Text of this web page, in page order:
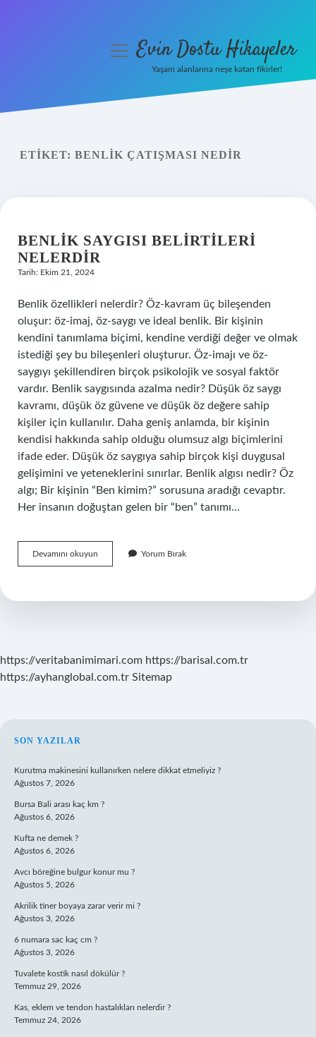
Yasal Uyarı
menüyüEvin Dostu Hikayeler
Yaşam alanlarına neşe katan fikirler!
ETIKET: BENLIK ÇATIŞMASI NEDIR
BENLIK SAYGISI BELIRTILERI
NELERDIR
Tarih: Ekim 21, 2024
Benlik özellikleri nelerdir? Öz-kavram üç bileşenden
oluşur: öz-imaj, öz-saygı ve ideal benlik. Bir kişinin
kendini tanımlama biçimi, kendine verdiği değer ve olmak
istediği şey bu bileşenleri oluşturur. Öz-imajı ve öz-
saygıyı şekillendiren birçok psikolojik ve sosyal faktör
vardır. Benlik saygısında azalma nedir? Düşük öz saygı
kavramı, düşük öz güvene ve düşük öz değere sahip
kişiler için kullanılır. Daha geniş anlamda, bir kişinin
kendisi hakkında sahip olduğu olumsuz algı biçimlerini
ifade eder. Düşük öz saygıya sahip birçok kişi duygusal
gelişimini ve yeteneklerini sınırlar. Benlik algısı nedir? Öz
algı; Bir kişinin “Ben kimim?” sorusuna aradığı cevaptır.
Her insanın doğuştan gelen bir “ben” tanımı…
Devamını okuyun
Saygısı
Yorum Bırak
https://veritabanimimari.com https://barisal.com.tr
https://ayhanglobal.com.tr Sitemap
SIDEBAR
SON YAZILAR
Kurutma makinesini kullanırken nelere dikkat etmeliyiz ?
Ağustos 7, 2026
Bursa Bali arası kaç km ?
Ağustos 6, 2026
Kufta ne demek ?
Ağustos 6, 2026
Avcı böreğine bulgur konur mu ?
Ağustos 5, 2026
Akrilik tiner boyaya zarar verir mi ?
Ağustos 3, 2026
6 numara sac kaç cm ?
Ağustos 3, 2026
Tuvalete kostik nasıl dökülür ?
Temmuz 29, 2026
Kas, eklem ve tendon hastalıkları nelerdir ?
Temmuz 24, 2026